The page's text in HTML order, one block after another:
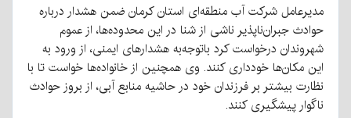
مدیرعامل شرکت آب منطقه‌ای استان کرمان ضمن هشدار درباره
حوادث جبران‌ناپذیر ناشی از شنا در این محدوده‌ها، از عموم
شهروندان درخواست کرد باتوجه‌به هشدارهای ایمنی، از ورود به
این مکان‌ها خودداری کنند. وی همچنین از خانواده‌ها خواست تا با
نظارت بیشتر بر فرزندان خود در حاشیه منابع آبی، از بروز حوادث
ناگوار پیشگیری کنند.